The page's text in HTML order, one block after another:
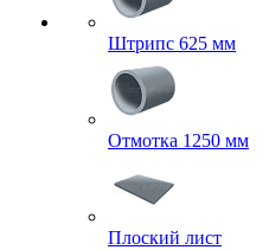
Штрипс 625 мм
Отмотка 1250 мм
Плоский лист